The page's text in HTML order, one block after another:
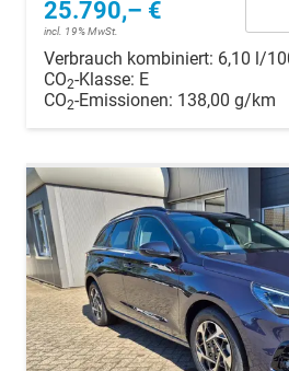
25.790,– €
incl. 19% MwSt.
Verbrauch kombiniert: 6,10 l/
CO2-Klasse: E
CO2-Emissionen: 138,00 g/km